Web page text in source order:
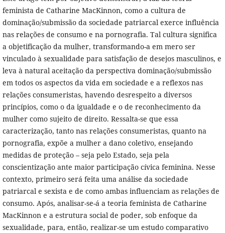
feminista de Catharine MacKinnon, como a cultura de
dominação/submissão da sociedade patriarcal exerce influência
nas relações de consumo e na pornografia. Tal cultura significa
a objetificação da mulher, transformando-a em mero ser
vinculado à sexualidade para satisfação de desejos masculinos, e
leva à natural aceitação da perspectiva dominação/submissão
em todos os aspectos da vida em sociedade e a reflexos nas
relações consumeristas, havendo desrespeito a diversos
princípios, como o da igualdade e o de reconhecimento da
mulher como sujeito de direito. Ressalta-se que essa
caracterização, tanto nas relações consumeristas, quanto na
pornografia, expõe a mulher a dano coletivo, ensejando
medidas de proteção – seja pelo Estado, seja pela
conscientização ante maior participação cívica feminina. Nesse
contexto, primeiro será feita uma análise da sociedade
patriarcal e sexista e de como ambas influenciam as relações de
consumo. Após, analisar-se-á a teoria feminista de Catharine
MacKinnon e a estrutura social de poder, sob enfoque da
sexualidade, para, então, realizar-se um estudo comparativo